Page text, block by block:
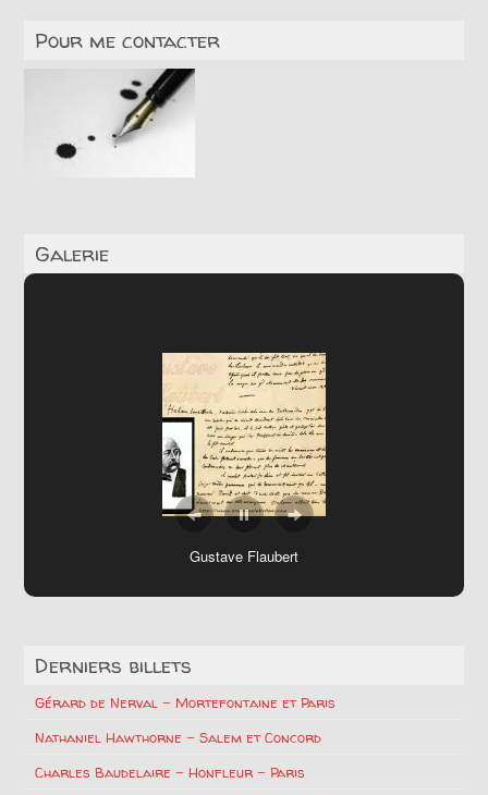
Pour me contacter
Galerie
Gustave Flaubert
Derniers billets
Gérard de Nerval – Mortefontaine et Paris
Nathaniel Hawthorne – Salem et Concord
Charles Baudelaire – Honfleur – Paris